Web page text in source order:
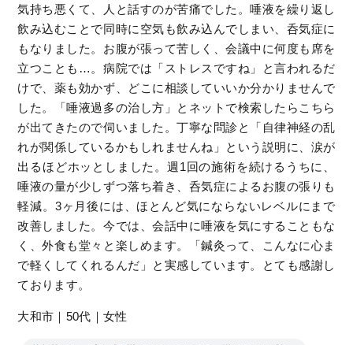
気持ち悪くて、人と話すのが苦痛でした。唾液を繰り返し
飲み込むことで同時に空気も飲み込んでしまい、呑気症に
もなりました。お腹が張って苦しく、会議中に何度も席を
立つことも…。病院では「ストレスですね」と言われるだ
けで、薬も効かず、どこに相談していいか分かりませんで
した。「唾液過多の治し方」とネットで検索したらこちら
が出てきたので伺いました。丁寧な問診と「自律神経の乱
れが関係しているかもしれませんね」という説明に、涙が
出るほどホッとしました。週1回の施術を続けるうちに、
唾液の量が少しずつ落ち着き、呑気症によるお腹の張りも
軽減。3ヶ月後には、ほとんど気にならないレベルにまで
改善しました。今では、会話中に唾液を気にすることもな
く、外食も堂々と楽しめます。「鍼灸って、こんなに心ま
で軽くしてくれるんだ」と実感しています。とても感謝し
ております。
大和市｜50代｜女性